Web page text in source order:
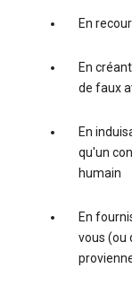
En
En
de faux
En
qu'un
humain
En
vous (ou